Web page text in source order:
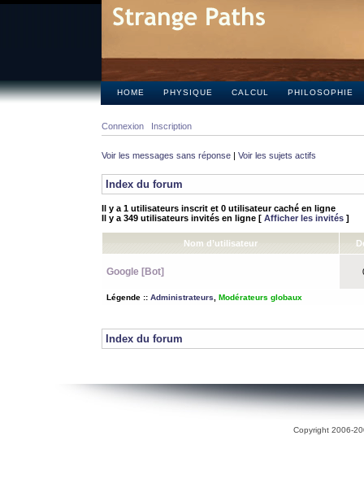
HOME PHYSIQUE CALCUL PHILOSOPHIE
Connexion Inscription
Voir les messages sans réponse | Voir les sujets actifs
Index du forum
Il y a 1 utilisateurs inscrit et 0 utilisateur caché en ligne
Il y a 349 utilisateurs invités en ligne [ Afficher les invités ]
Nom d’utilisateur
Google [Bot]
Légende :: Administrateurs Modérateurs globaux
Index du forum
Copyright 2006-